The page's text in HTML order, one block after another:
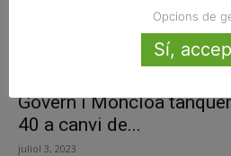
Govern i Moncloa
40 a canvi de...
juliol 3, 2023
Opcions de
Sí,